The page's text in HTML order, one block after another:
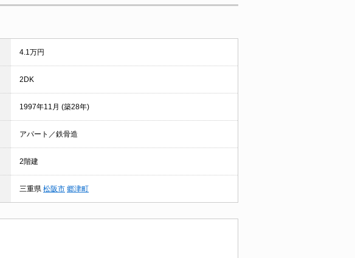
4.1万円
2DK
1997年11月 (築28年)
アパート／鉄骨造
2階建
三重県 松阪市 郷津町